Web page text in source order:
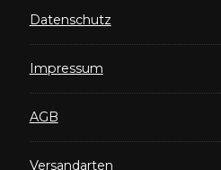
Datenschutz
Impressum
AGB
Versandarten